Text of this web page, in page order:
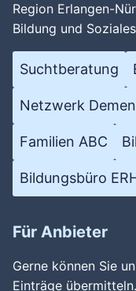
Region Erlangen-
Bildung und
Suchtberatung
Netzwerk
Familien ABC
Bildungsbüro
Für Anbieter
Gerne können Sie
Einträge